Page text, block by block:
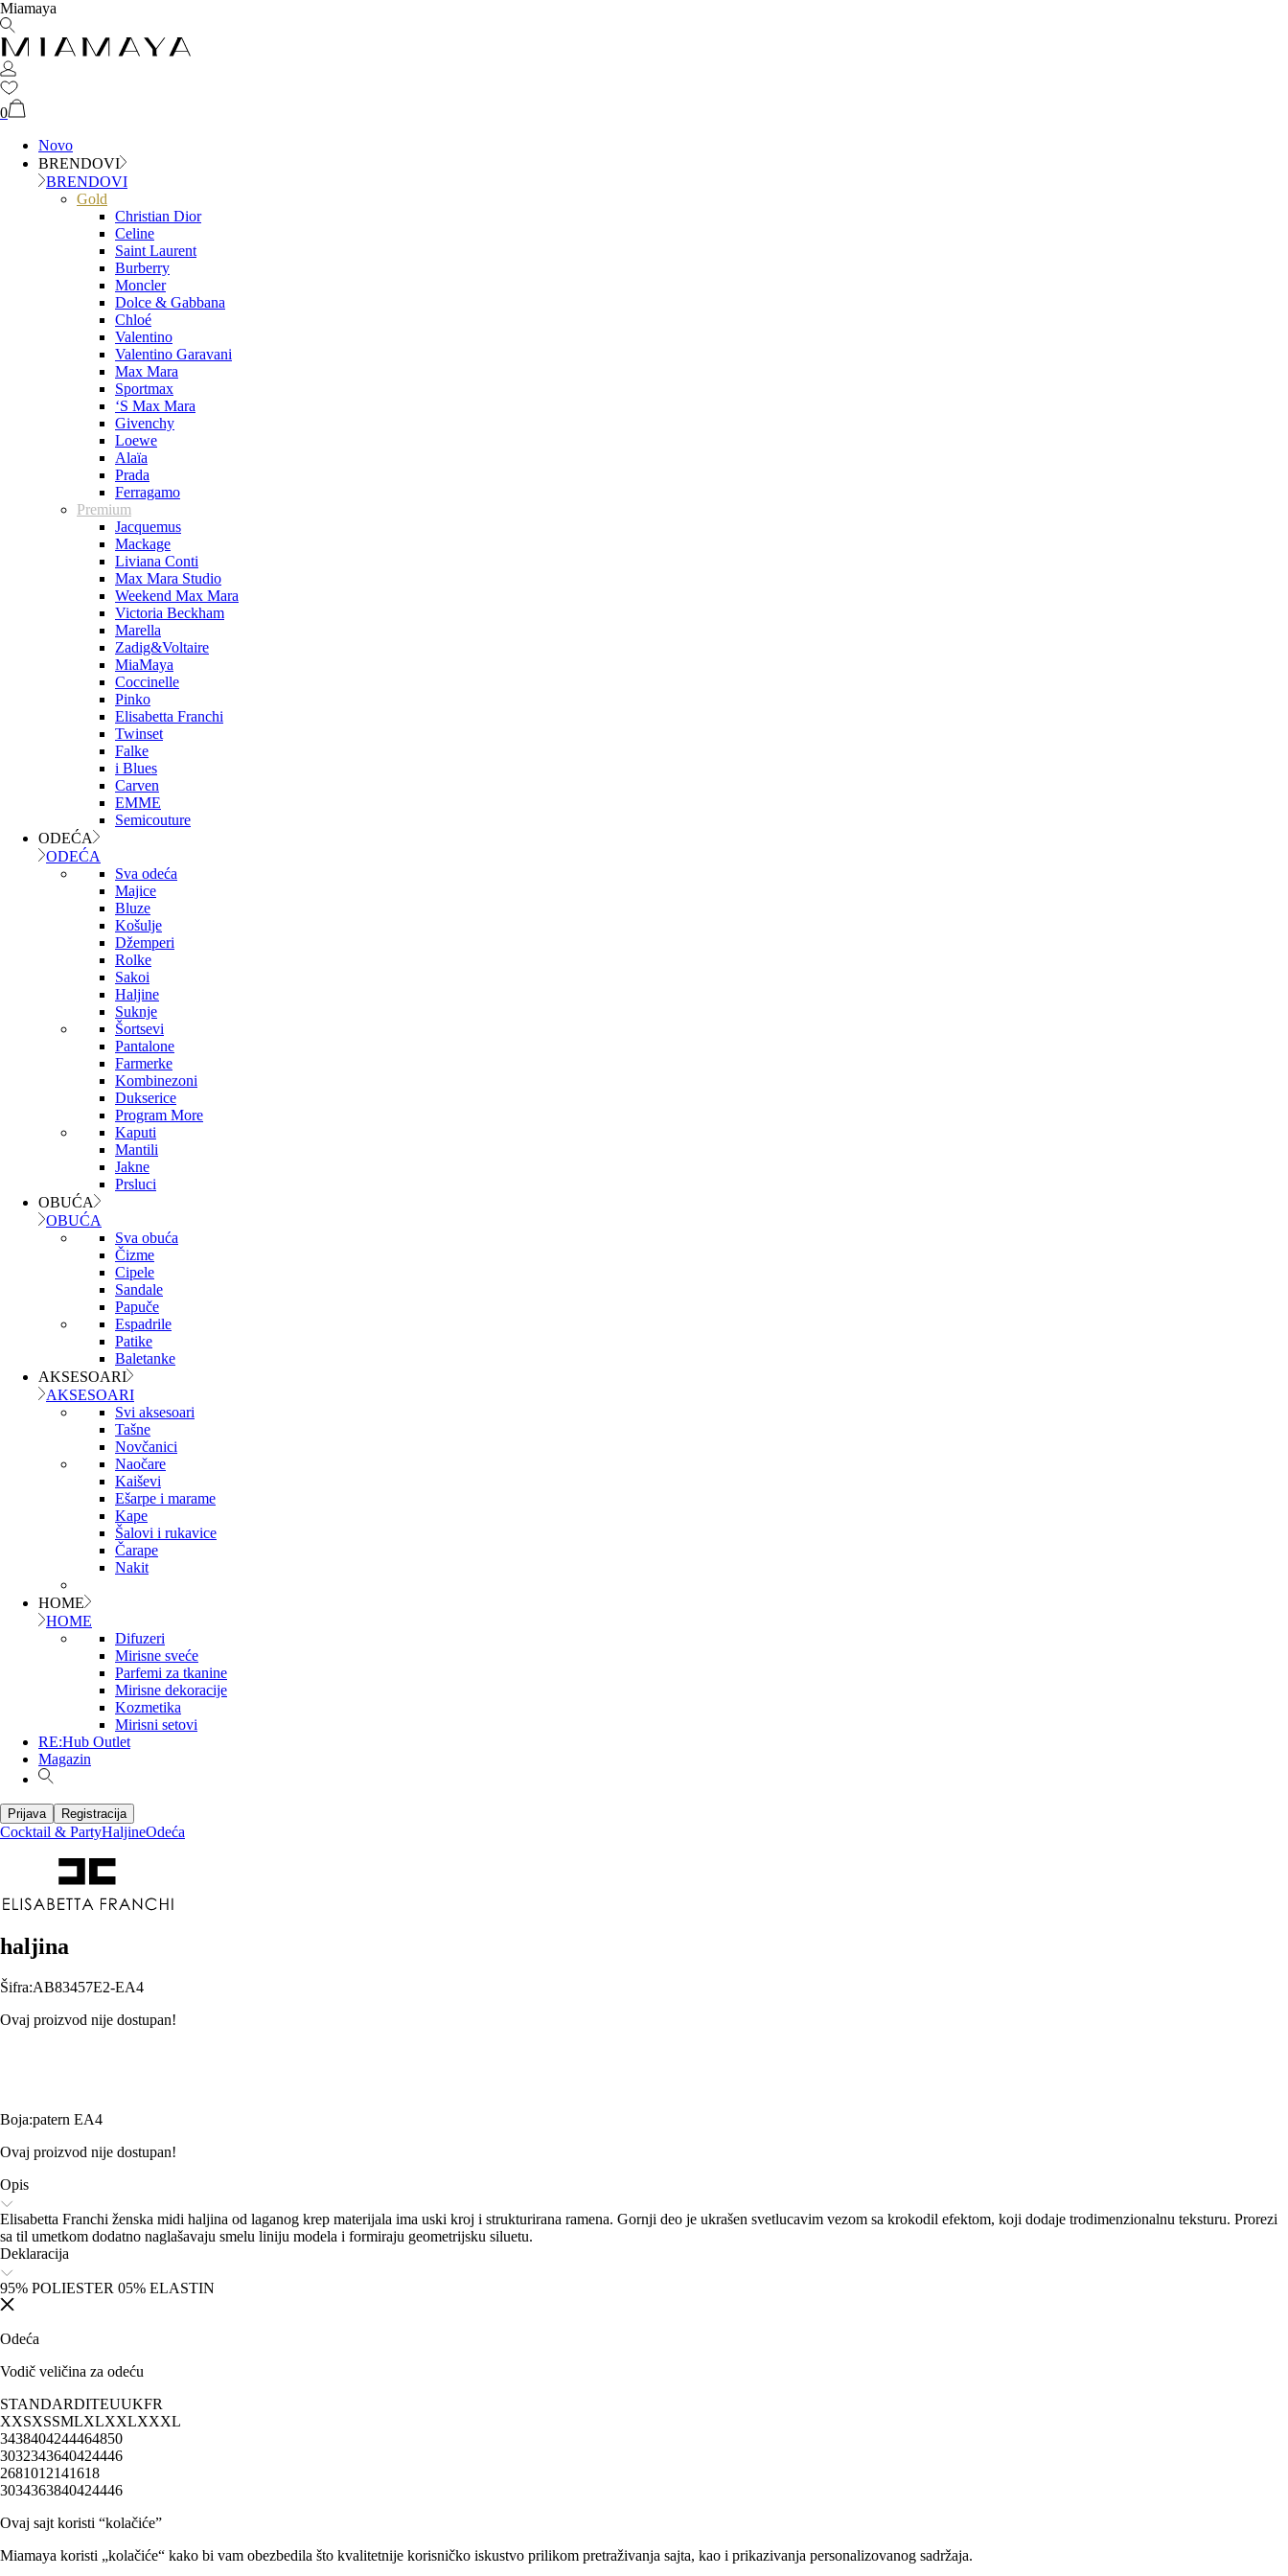
Miamaya
0
Novo
BRENDOVI
BRENDOVI
Gold
Christian Dior
Celine
Saint Laurent
Burberry
Moncler
Dolce & Gabbana
Chloé
Valentino
Valentino Garavani
Max Mara
Sportmax
‘S Max Mara
Givenchy
Loewe
Alaïa
Prada
Ferragamo
Premium
Jacquemus
Mackage
Liviana Conti
Max Mara Studio
Weekend Max Mara
Victoria Beckham
Marella
Zadig&Voltaire
MiaMaya
Coccinelle
Pinko
Elisabetta Franchi
Twinset
Falke
i Blues
Carven
EMME
Semicouture
ODEĆA
ODEĆA
Sva odeća
Majice
Bluze
Košulje
Džemperi
Rolke
Sakoi
Haljine
Suknje
Šortsevi
Pantalone
Farmerke
Kombinezoni
Dukserice
Program More
Kaputi
Mantili
Jakne
Prsluci
OBUĆA
OBUĆA
Sva obuća
Čizme
Cipele
Sandale
Papuče
Espadrile
Patike
Baletanke
AKSESOARI
AKSESOARI
Svi aksesoari
Tašne
Novčanici
Naočare
Kaiševi
Ešarpe i marame
Kape
Šalovi i rukavice
Čarape
Nakit
HOME
HOME
Difuzeri
Mirisne sveće
Parfemi za tkanine
Mirisne dekoracije
Kozmetika
Mirisni setovi
RE:Hub Outlet
Magazin
Prijava Registracija
Cocktail & PartyHaljineOdeća
haljina
Šifra:AB83457E2-EA4
Ovaj proizvod nije dostupan!
Boja:patern EA4
Ovaj proizvod nije dostupan!
Opis
Elisabetta Franchi ženska midi haljina od laganog krep materijala ima uski kroj i strukturirana ramena. Gornji deo je ukrašen svetlucavim vezom sa krokodil efektom, koji dodaje trodimenzionalnu teksturu. Prorezi
sa til umetkom dodatno naglašavaju smelu liniju modela i formiraju geometrijsku siluetu.
Deklaracija
95% POLIESTER 05% ELASTIN
Odeća
Vodič veličina za odeću
STANDARDITEUUKFR
XXSXSSMLXLXXLXXXL
3438404244464850
3032343640424446
2681012141618
3034363840424446
Ovaj sajt koristi “kolačiće”
Miamaya koristi „kolačiće“ kako bi vam obezbedila što kvalitetnije korisničko iskustvo prilikom pretraživanja sajta, kao i prikazivanja personalizovanog sadržaja.